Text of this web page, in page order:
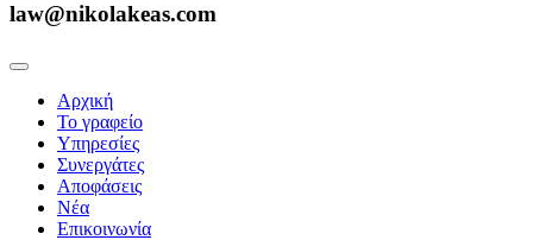
law@nikolakeas.com
Αρχική
Το γραφείο
Υπηρεσίες
Συνεργάτες
Αποφάσεις
Νέα
Επικοινωνία